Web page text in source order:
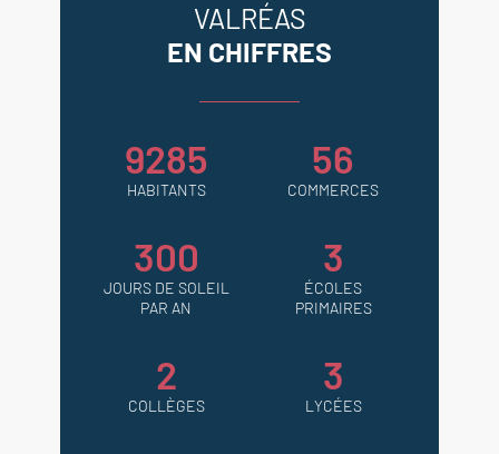
VALRÉAS
EN CHIFFRES
9285
HABITANTS
56
COMMERCES
300
JOURS DE SOLEIL
PAR AN
3
ÉCOLES
PRIMAIRES
2
COLLÈGES
3
LYCÉES